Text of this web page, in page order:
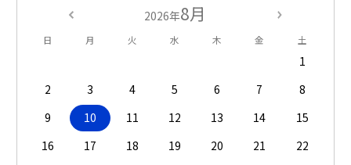
2026年8月
日 月 火 水 木 金 土
1
2
3 4 5 6 7
8
9
10 11 12 13 14
15
16
17 18 19 20 21
22